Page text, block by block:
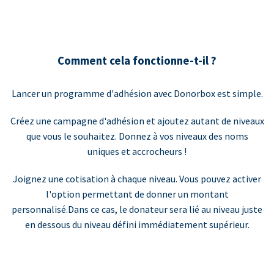
Comment cela fonctionne-t-il ?
Lancer un programme d'adhésion avec Donorbox est simple.
Créez une campagne d'adhésion et ajoutez autant de niveaux
que vous le souhaitez. Donnez à vos niveaux des noms
uniques et accrocheurs !
Joignez une cotisation à chaque niveau. Vous pouvez activer
l'option permettant de donner un montant
personnalisé.Dans ce cas, le donateur sera lié au niveau juste
en dessous du niveau défini immédiatement supérieur.